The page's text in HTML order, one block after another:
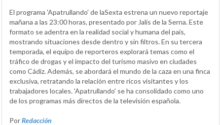
El programa 'Apatrullando' de laSexta estrena un nuevo reportaje
mañana a las 23:00 horas, presentado por Jalis de la Serna. Este
formato se adentra en la realidad social y humana del país,
mostrando situaciones desde dentro y sin filtros. En su tercera
temporada, el equipo de reporteros explorará temas como el
tráfico de drogas y el impacto del turismo masivo en ciudades
como Cádiz. Además, se abordará el mundo de la caza en una finca
exclusiva, retratando la relación entre ricos visitantes y los
trabajadores locales. 'Apatrullando' se ha consolidado como uno
de los programas más directos de la televisión española.
PorRedacción